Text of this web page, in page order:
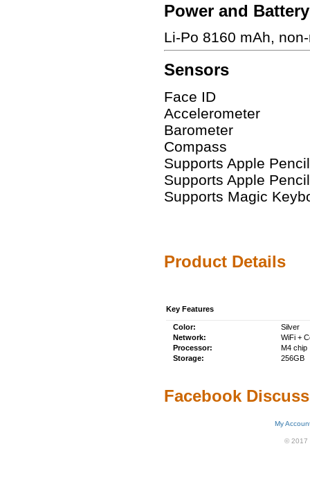
Power and Battery
Li-Po 8160 mAh,
Sensors
Face ID
Accelerometer
Barometer
Compass
Supports Apple
Supports Apple
Supports Magic
Product Details
Key Features
Color:
Silver
Network:
WiFi +
Processor:
M4 chip
Storage:
256GB
Facebook
My
© 2017